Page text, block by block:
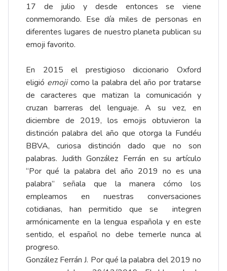
17 de julio y desde entonces se viene
conmemorando. Ese día miles de personas en
diferentes lugares de nuestro planeta publican su
emoji favorito.
En 2015 el prestigioso diccionario Oxford
eligió emojicomo la palabra del año por tratarse
de caracteres que matizan la comunicación y
cruzan barreras del lenguaje. A su vez, en
diciembre de 2019, los emojis obtuvieron la
distinción palabra del año que otorga la Fundéu
BBVA, curiosa distinción dado que no son
palabras. Judith González Ferrán en su artículo
“Por qué la palabra del año 2019 no es una
palabra” señala que la manera cómo los
empleamos en nuestras conversaciones
cotidianas, han permitido que se integren
armónicamente en la lengua española y en este
sentido, el español no debe temerle nunca al
progreso.
González Ferrán J. Por qué la palabra del 2019 no